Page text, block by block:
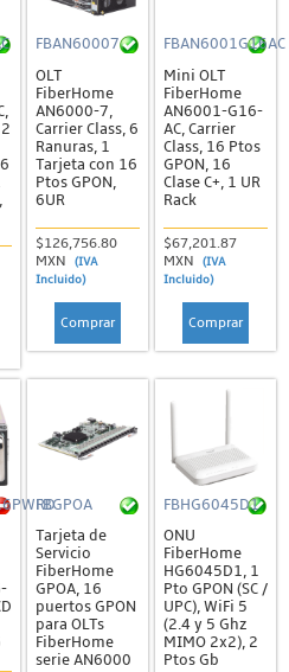
FBAN60007
OLT
FiberHome
AN6000-7,
Carrier Class, 6
Ranuras, 1
Tarjeta con 16
Ptos GPON,
6UR
$126,756.80
MXN
(IVA
Incluido)
Comprar
FBAN6001G16AC
Mini OLT
FiberHome
AN6001-G16-
AC, Carrier
Class, 16 Ptos
GPON, 16
Clase C+, 1 UR
Rack
$67,201.87
MXN
(IVA
Incluido)
Comprar
FBGPOA
Tarjeta de
Servicio
FiberHome
GPOA, 16
puertos GPON
para OLTs
FiberHome
serie AN6000
FBHG6045D1
ONU
FiberHome
HG6045D1, 1
Pto GPON (SC /
UPC), WiFi 5
(2.4 y 5 Ghz
MIMO 2x2), 2
Ptos Gb